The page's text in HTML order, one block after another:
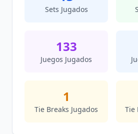
Sets Jugados
133
Juegos Jugados
1
Tie Breaks Jugados Tie